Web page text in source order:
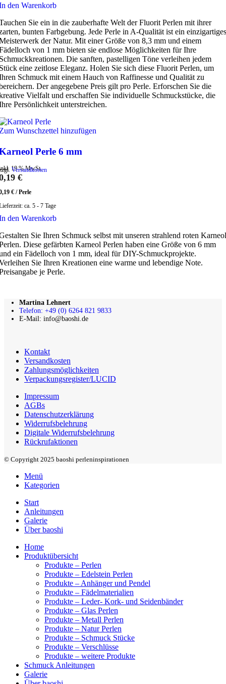
den Warenkorb
Sie ein in die zauberhafte Welt der Fluorit Perlen mit ihrer
bunten Farbgebung. Jede Perle in A-Qualität ist ein einzigartiges
der Natur. Mit einer Größe von 8,3 mm und einem
von 1 mm bieten sie endlose Möglichkeiten für Ihre
Die sanften, pastelligen Töne verleihen jedem
eine zeitlose Eleganz. Holen Sie sich diese Fluorit Perlen, um
Schmuck mit einem Hauch von Raffinesse und Qualität zu
Der angegebene Preis gilt pro Perle. Erforschen Sie die
Vielfalt und erschaffen Sie individuelle Schmuckstücke, die
Persönlichkeit unterstreichen.
Wunschzettel hinzufügen
Perle 6 mm
19 % MwSt.
Versandkosten
€
€ /Perle
ca. 5 - 7 Tage
den Warenkorb
Sie Ihren Schmuck selbst mit unseren strahlend roten Karneol
Diese gefärbten Karneol Perlen haben eine Größe von 6 mm
ein Fädelloch von 1 mm, ideal für DIY-Schmuckprojekte.
Sie Ihren Kreationen eine warme und lebendige Note.
je Perle.
Martina Lehnert
Telefon: +49 (0) 6264 821 9833
E-Mail: info@baoshi.de
Kontakt
Versandkosten
Zahlungsmöglichkeiten
Verpackungsregister/LUCID
Impressum
AGBs
Datenschutzerklärung
Widerrufsbelehrung
Digitale Widerrufsbelehrung
Rückrufaktionen
© Copyright 2025 baoshi perleninspirationen
Menü
Kategorien
Start
Anleitungen
Galerie
Über baoshi
Home
Produktübersicht
Produkte – Perlen
Produkte – Edelstein Perlen
Produkte – Anhänger und Pendel
Produkte – Fädelmaterialien
Produkte – Leder- Kork- und Seidenbänder
Produkte – Glas Perlen
Produkte – Metall Perlen
Produkte – Natur Perlen
Produkte – Schmuck Stücke
Produkte – Verschlüsse
Produkte – weitere Produkte
Schmuck Anleitungen
Galerie